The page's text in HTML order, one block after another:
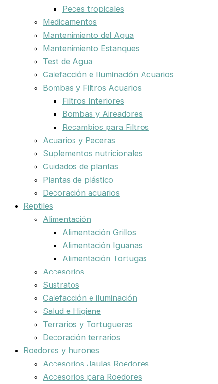
Peces tropicales
Medicamentos
Mantenimiento del Agua
Mantenimiento Estanques
Test de Agua
Calefacción e Iluminación Acuarios
Bombas y Filtros Acuarios
Filtros Interiores
Bombas y Aireadores
Recambios para Filtros
Acuarios y Peceras
Suplementos nutricionales
Cuidados de plantas
Plantas de plástico
Decoración acuarios
Reptiles
Alimentación
Alimentación Grillos
Alimentación Iguanas
Alimentación Tortugas
Accesorios
Sustratos
Calefacción e iluminación
Salud e Higiene
Terrarios y Tortugueras
Decoración terrarios
Roedores y hurones
Accesorios Jaulas Roedores
Accesorios para Roedores